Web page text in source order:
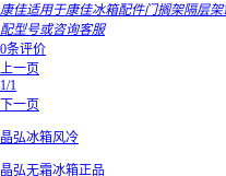
康佳适用于康佳冰箱配件门搁架隔层架
配型号或咨询客服
0条评价
上一页
1/1
下一页
晶弘冰箱风冷
晶弘无霜冰箱正品